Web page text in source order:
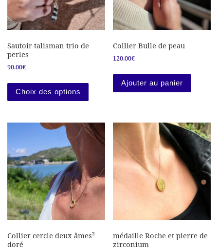
Sautoir talisman trio de
perles
90.00€
Choix des options
Ce produit a plusieurs variations.
Collier Bulle de peau
120.00€
Ajouter au panier
Collier cercle deux âmes²
doré
médaille Roche et pierre de
zirconium